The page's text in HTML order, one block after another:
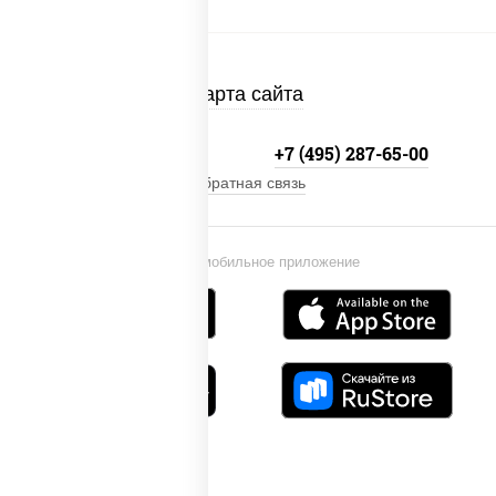
Карта сайта
Установи мобильное приложение
+7 (495) 287-65-00
Обратная связь